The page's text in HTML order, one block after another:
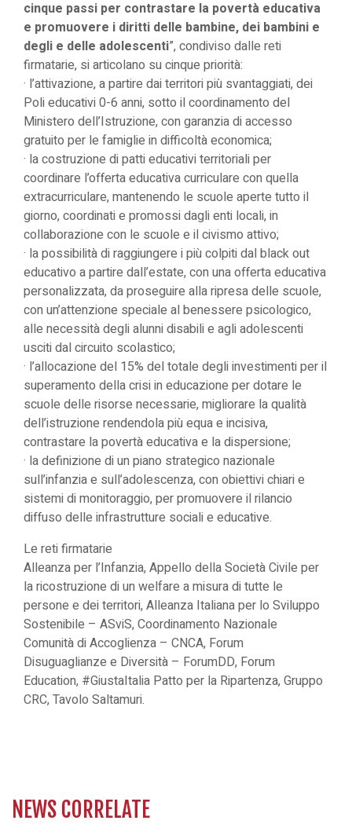
cinque passi per contrastare la povertà educativa
e promuovere i diritti delle bambine, dei bambini e
degli e delle adolescenti”, condiviso dalle reti
firmatarie, si articolano su cinque priorità:
· l’attivazione, a partire dai territori più svantaggiati, dei
Poli educativi 0-6 anni, sotto il coordinamento del
Ministero dell’Istruzione, con garanzia di accesso
gratuito per le famiglie in difficoltà economica;
· la costruzione di patti educativi territoriali per
coordinare l’offerta educativa curriculare con quella
extracurriculare, mantenendo le scuole aperte tutto il
giorno, coordinati e promossi dagli enti locali, in
collaborazione con le scuole e il civismo attivo;
· la possibilità di raggiungere i più colpiti dal black out
educativo a partire dall’estate, con una offerta educativa
personalizzata, da proseguire alla ripresa delle scuole,
con un’attenzione speciale al benessere psicologico,
alle necessità degli alunni disabili e agli adolescenti
usciti dal circuito scolastico;
· l’allocazione del 15% del totale degli investimenti per il
superamento della crisi in educazione per dotare le
scuole delle risorse necessarie, migliorare la qualità
dell’istruzione rendendola più equa e incisiva,
contrastare la povertà educativa e la dispersione;
· la definizione di un piano strategico nazionale
sull’infanzia e sull’adolescenza, con obiettivi chiari e
sistemi di monitoraggio, per promuovere il rilancio
diffuso delle infrastrutture sociali e educative.
Le reti firmatarie
Alleanza per l’Infanzia, Appello della Società Civile per
la ricostruzione di un welfare a misura di tutte le
persone e dei territori, Alleanza Italiana per lo Sviluppo
Sostenibile – ASviS, Coordinamento Nazionale
Comunità di Accoglienza – CNCA, Forum
Disuguaglianze e Diversità – ForumDD, Forum
Education, #GiustaItalia Patto per la Ripartenza, Gruppo
CRC, Tavolo Saltamuri.
NEWS CORRELATE